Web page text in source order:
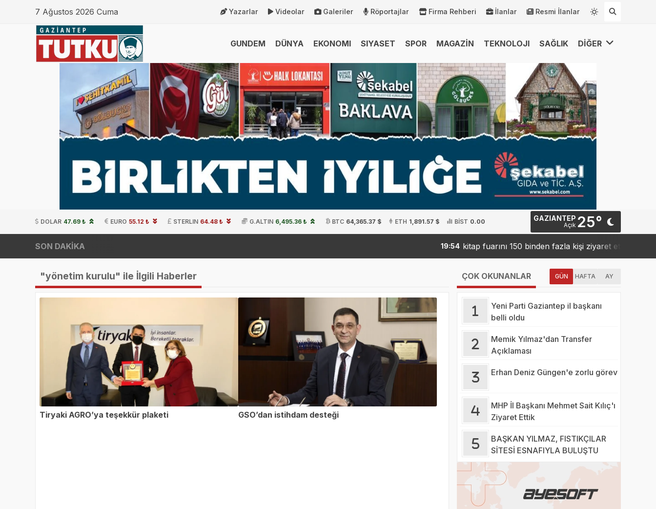
7 Ağustos 2026 Cuma Yazarlar Videolar Galeriler Röportajlar Firma Rehberi İlanlar Resmi İlanlar
GUNDEM DÜNYA EKONOMI SIYASET SPOR MAGAZİN TEKNOLOJI SAĞLIK DİĞER
DOLAR 47.69 ₺ EURO 55.12 ₺ STERLIN 64.48 ₺ G.ALTIN 6,495.36 ₺ BTC 64,365.37 $ ETH 1,891.57 $ BİST 0.00 GAZIANTEP
Açık 25°
SON DAKİKA 19:54 kitap fuarını 150 binden fazla kişi ziyaret etti 19:42
"yönetim kurulu" ile İlgili Haberler
Tiryaki AGRO’ya teşekkür plaketi GSO’dan istihdam desteği
ÇOK OKUNANLAR GÜN HAFTA AY
Yeni Parti Gaziantep il başkanı
belli oldu
Memik Yılmaz'dan Transfer
Açıklaması
Erhan Deniz Güngen'e zorlu görev
MHP İl Başkanı Mehmet Sait Kılıç'ı
Ziyaret Ettik
BAŞKAN YILMAZ, FISTIKÇILAR
SİTESİ ESNAFIYLA BULUŞTU